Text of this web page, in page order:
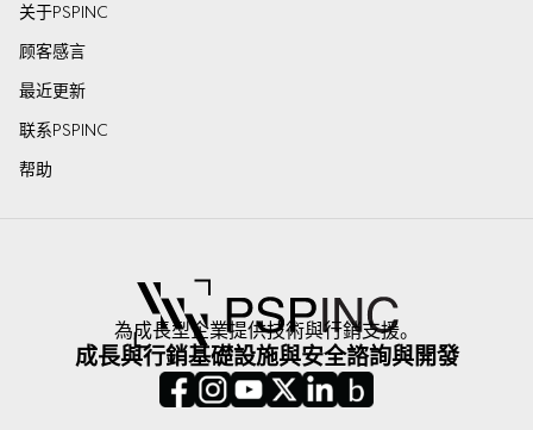
关于PSPINC
顾客感言
最近更新
联系PSPINC
帮助
為成長型企業提供技術與行銷支援。
成長與行銷基礎設施與安全諮詢與開發